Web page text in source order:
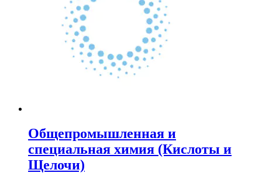
Общепромышленная и
специальная химия (Кислоты и
Щелочи)